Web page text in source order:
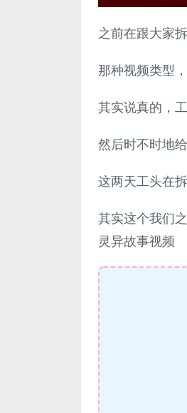
之前在跟大家
那种视频类型
其实说真的，
然后时不时地
这两天工头在
其实这个我们
灵异故事视频